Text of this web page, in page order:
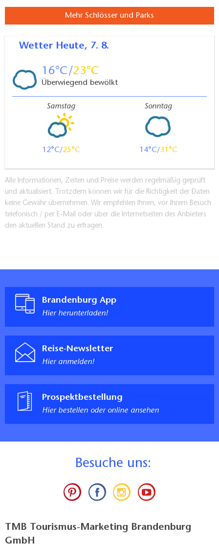
Mehr Schlösser und Parks
Wetter Heute, 7. 8.
16 23
Überwiegend bewölkt
Samstag
12 25
Sonntag
14 31
Alle Informationen, Zeiten und Preise werden regelmäßig geprüft
und aktualisiert. Trotzdem können wir für die Richtigkeit der Daten
keine Gewähr übernehmen. Wir empfehlen Ihnen, vor Ihrem Besuch
telefonisch / per E-Mail oder über die Internetseiten des Anbieters
den aktuellen Stand zu erfragen.
Brandenburg App
Hier herunterladen!
Reise-Newsletter
Hier anmelden!
Prospektbestellung
Hier bestellen oder online ansehen
Besuche uns:
TMB Tourismus-Marketing Brandenburg
GmbH